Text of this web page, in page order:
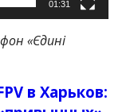
01:31
«Єдині
в Харьков: